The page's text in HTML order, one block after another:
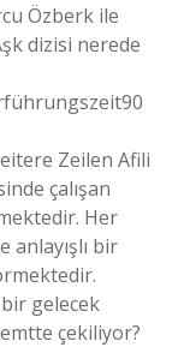
Özberk ile
dizisi nerede
Zeilen Afili
çalışan
Her
anlayışlı bir
bir gelecek
çekiliyor?